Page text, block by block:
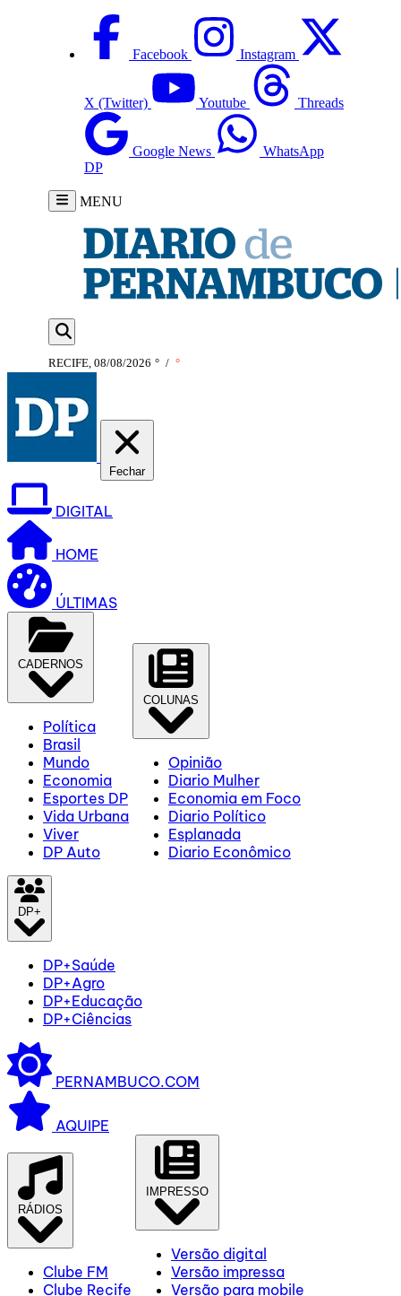
Facebook Instagram
X (Twitter) Youtube Threads
Google News
WhatsApp
DP
MENU
RECIFE, 08/08/2026 ° / °
Fechar
DIGITAL
HOME
ÚLTIMAS
CADERNOS
Política
Brasil
Mundo
Economia
Esportes DP
Vida Urbana
Viver
DP Auto
COLUNAS
Opinião
Diario Mulher
Economia em Foco
Diario Político
Esplanada
Diario Econômico
DP+
DP+Saúde
DP+Agro
DP+Educação
DP+Ciências
PERNAMBUCO.COM
AQUIPE
RÁDIOS
Clube FM
Clube Recife
IMPRESSO
Versão digital
Versão impressa
Versão para mobile